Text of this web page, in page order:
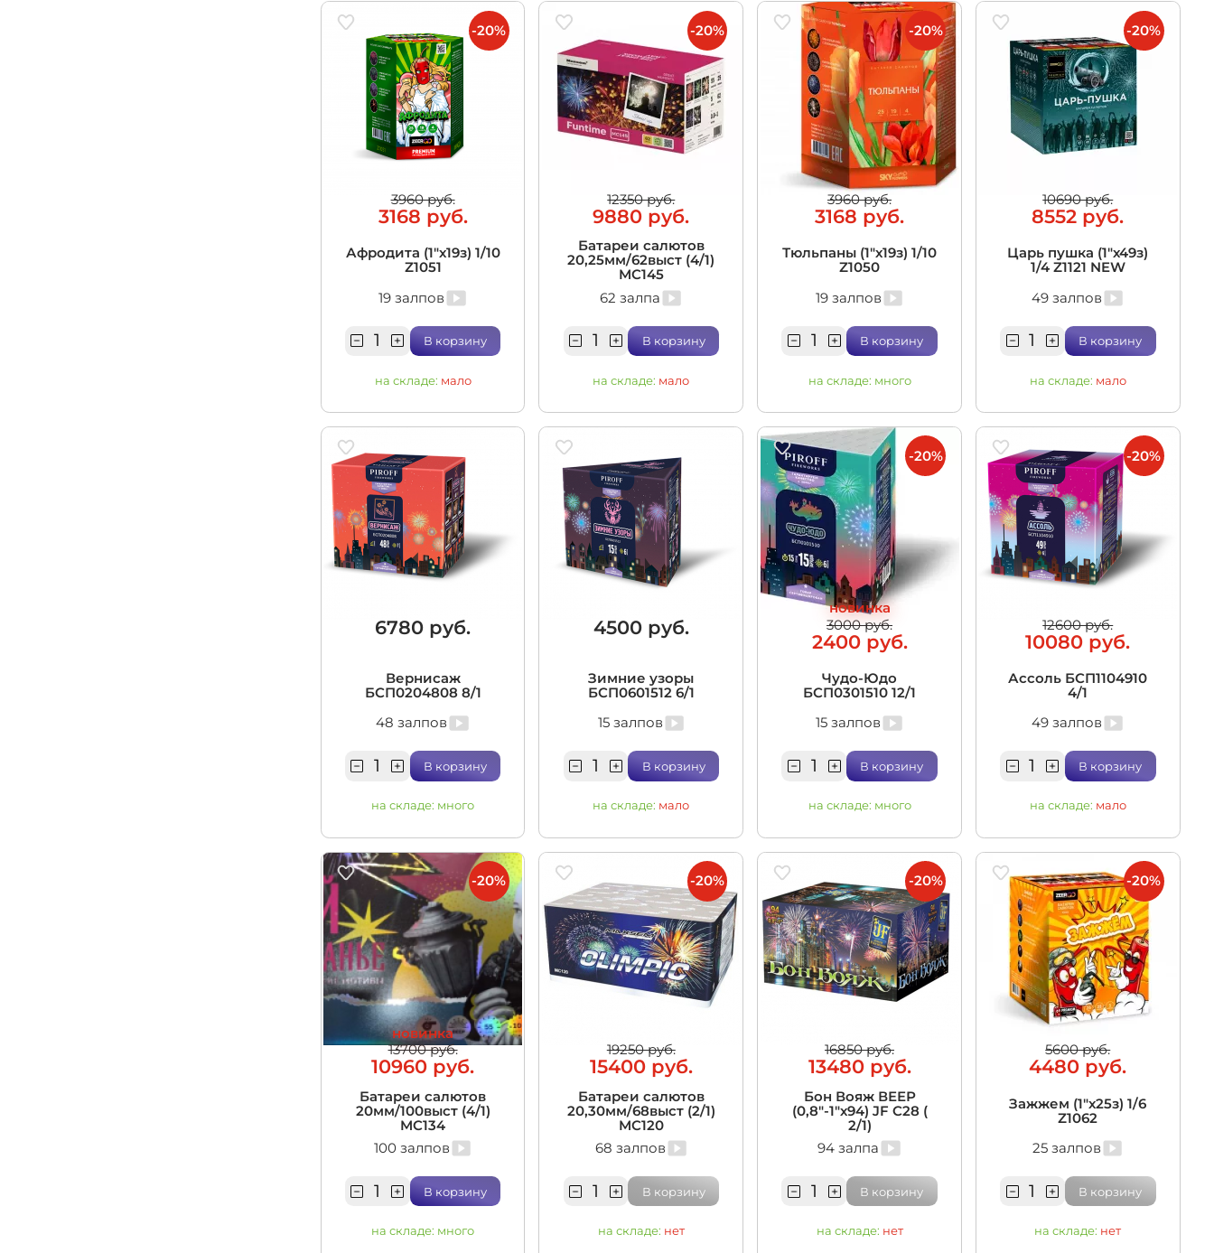
3960 руб.
3168 руб.
Афродита (1"х19з) 1/10
Z1051
19 залпов
В корзину
на складе: мало
-20%
12350 руб.
9880 руб.
Батареи салютов
20,25мм/62выст (4/1)
MC145
62 залпа
В корзину
на складе: мало
-20%
3960 руб.
3168 руб.
Тюльпаны (1"х19з) 1/10
Z1050
19 залпов
В корзину
на складе: много
-20%
10690 руб.
8552 руб.
Царь пушка (1"х49з)
1/4 Z1121 NEW
49 залпов
В корзину
на складе: мало
-20%
6780 руб.
Вернисаж
БСП0204808 8/1
48 залпов
В корзину
на складе: много
4500 руб.
Зимние узоры
БСП0601512 6/1
15 залпов
В корзину
на складе: мало
новинка
3000 руб.
2400 руб.
Чудо-Юдо
БСП0301510 12/1
15 залпов
В корзину
на складе: много
-20%
12600 руб.
10080 руб.
Ассоль БСП1104910
4/1
49 залпов
В корзину
на складе: мало
-20%
новинка
13700 руб.
10960 руб.
Батареи салютов
20мм/100выст (4/1)
MC134
100 залпов
В корзину
на складе: много
-20%
19250 руб.
15400 руб.
Батареи салютов
20,30мм/68выст (2/1)
MC120
68 залпов
В корзину
на складе: нет
-20%
16850 руб.
13480 руб.
Бон Вояж ВЕЕР
(0,8"-1"х94) JF C28 (
2/1)
94 залпа
В корзину
на складе: нет
-20%
5600 руб.
4480 руб.
Зажжем (1"х25з) 1/6
Z1062
25 залпов
В корзину
на складе: нет
-20%